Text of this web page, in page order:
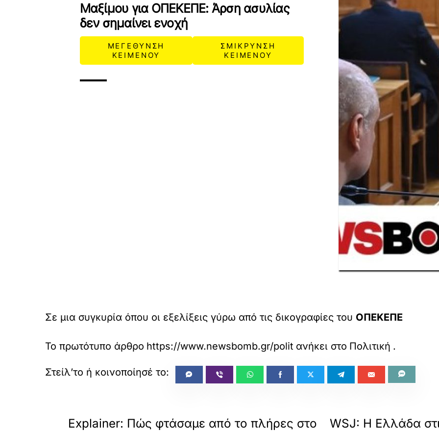
Μαξίμου για ΟΠΕΚΕΠΕ: Άρση ασυλίας
δεν σημαίνει ενοχή
ΜΕΓΕΘΥΝΣΗ
ΚΕΙΜΕΝΟΥ
ΣΜΙΚΡΥΝΣΗ
ΚΕΙΜΕΝΟΥ
Σε μια συγκυρία όπου οι εξελίξεις γύρω από τις δικογραφίες του ΟΠΕΚΕΠΕ
Το πρωτότυπο άρθρο https://www.newsbomb.gr/politikh/story/1727702/
ανήκει στο Πολιτική .
Explainer: Πώς φτάσαμε από το πλήρες στο
WSJ: Η Ελλάδα